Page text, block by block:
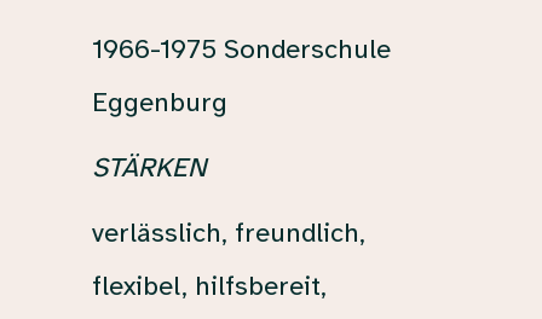
1966-1975 Sonderschule
Eggenburg
STÄRKEN
verlässlich, freundlich,
flexibel, hilfsbereit,